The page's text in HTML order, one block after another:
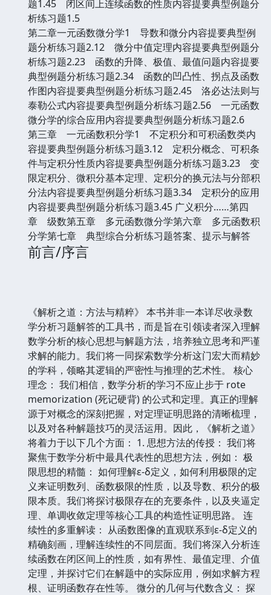
题1.45 闭区间上连续函数的性质内容提要典型例题分
析练习题1.5
第二章一元函数微分学1 导数和微分内容提要典型例
题分析练习题2.12 微分中值定理内容提要典型例题分
析练习题2.23 函数的升降、极值、最值问题内容提要
典型例题分析练习题2.34 函数的凹凸性、拐点及函数
作图内容提要典型例题分析练习题2.45 洛必达法则与
泰勒公式内容提要典型例题分析练习题2.56 一元函数
微分学的综合应用内容提要典型例题分析练习题2.6
第三章 一元函数积分学1 不定积分和可积函数类内
容提要典型例题分析练习题3.12 定积分概念、可积条
件与定积分性质内容提要典型例题分析练习题3.23 变
限定积分、微积分基本定理、定积分的换元法与分部积
分法内容提要典型例题分析练习题3.34 定积分的应用
内容提要典型例题分析练习题3.45 广义积分……第四
章 级数第五章 多元函数微分学第六章 多元函数积
分学第七章 典型综合分析练习题答案、提示与解答
前言/序言
《解析之道：方法与精粹》 本书并非一本详尽收录数
学分析习题解答的工具书，而是旨在引领读者深入理解
数学分析的核心思想与解题方法，培养独立思考和严谨
求解的能力。我们将一同探索数学分析这门宏大而精妙
的学科，领略其逻辑的严密性与推理的艺术性。 核心
理念： 我们相信，数学分析的学习不应止步于 rote
memorization (死记硬背) 的公式和定理。真正的理解
源于对概念的深刻把握，对定理证明思路的清晰梳理，
以及对各种解题技巧的灵活运用。因此，《解析之道》
将着力于以下几个方面： 1. 思想方法的传授： 我们将
聚焦于数学分析中最具代表性的思想方法，例如： 极
限思想的精髓： 如何理解ε-δ定义，如何利用极限的定
义来证明数列、函数极限的性质，以及导数、积分的极
限本质。我们将探讨极限存在的充要条件，以及夹逼定
理、单调收敛定理等核心工具的构造性证明思路。 连
续性的多重解读： 从函数图像的直观联系到ε-δ定义的
精确刻画，理解连续性的不同层面。我们将深入分析连
续函数在闭区间上的性质，如有界性、最值定理、介值
定理，并探讨它们在解题中的实际应用，例如求解方程
根、证明函数存在性等。 微分的几何与代数含义： 探